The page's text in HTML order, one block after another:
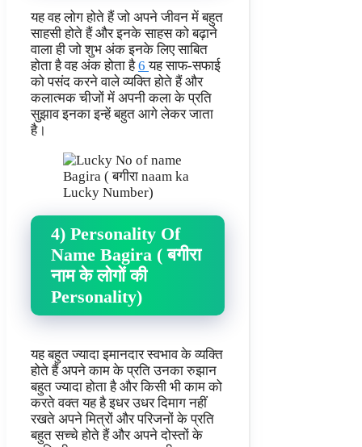
यह वह लोग होते हैं जो अपने जीवन में बहुत
साहसी होते हैं और इनके साहस को बढ़ाने
वाला ही जो शुभ अंक इनके लिए साबित
होता है वह अंक होता है6यह साफ-सफाई
को पसंद करने वाले व्यक्ति होते हैं और
कलात्मक चीजों में अपनी कला के प्रति
सुझाव इनका इन्हें बहुत आगे लेकर जाता
है।
4) Personality Of
Name Bagira ( बगीरा
नाम के लोगों की
Personality)
यह बहुत ज्यादा इमानदार स्वभाव के व्यक्ति
होते हैं अपने काम के प्रति उनका रुझान
बहुत ज्यादा होता है और किसी भी काम को
करते वक्त यह है इधर उधर दिमाग नहीं
रखते अपने मित्रों और परिजनों के प्रति
बहुत सच्चे होते हैं और अपने दोस्तों के